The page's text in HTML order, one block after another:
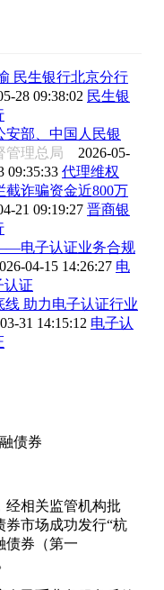
民生银行北京分行
28 09:38:02 民生银
安部、中国人民银
管理总局 2026-05-
09:35:33 代理维权
诈骗资金近800万
21 09:19:27 晋商银
电子认证业务合规
04-15 14:26:27 电
认证
助力电子认证行业
31 14:15:12 电子认
债券
经相关监管机构批
券市场成功发行“杭
债券（第一